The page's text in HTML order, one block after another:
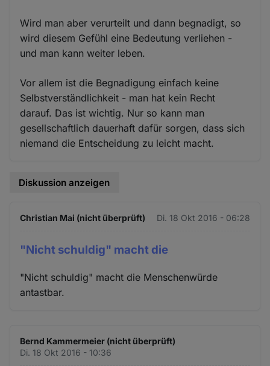
Wird man aber verurteilt und dann begnadigt, so
wird diesem Gefühl eine Bedeutung verliehen -
und man kann weiter leben.
Vor allem ist die Begnadigung einfach keine
Selbstverständlichkeit - man hat kein Recht
darauf. Das ist wichtig. Nur so kann man
gesellschaftlich dauerhaft dafür sorgen, dass sich
niemand die Entscheidung zu leicht macht.
Diskussion anzeigen
Christian Mai (nicht überprüft) Di. 18 Okt 2016 - 06:28
"Nicht schuldig" macht die
"Nicht schuldig" macht die Menschenwürde
antastbar.
Bernd Kammermeier (nicht überprüft)
Di. 18 Okt 2016 - 10:36